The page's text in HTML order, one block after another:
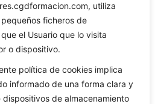
utiliza
ficheros de
el Usuario que lo visita
o dispositivo.
política de cookies implica
informado de una forma clara y
de almacenamiento